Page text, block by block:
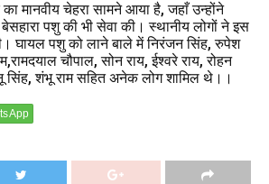
मानवीय चेहरा सामने आया है, जहाँ उन्होंने
पशु की भी सेवा की। स्थानीय लोगों ने इस
घायल पशु को लाने बाले में निरंजन सिंह, रुपेश
चौपाल, सोन राय, ईश्वरे राय, रोहन
सिंह, शंभू राम सहित अनेक लोग शामिल थे।।